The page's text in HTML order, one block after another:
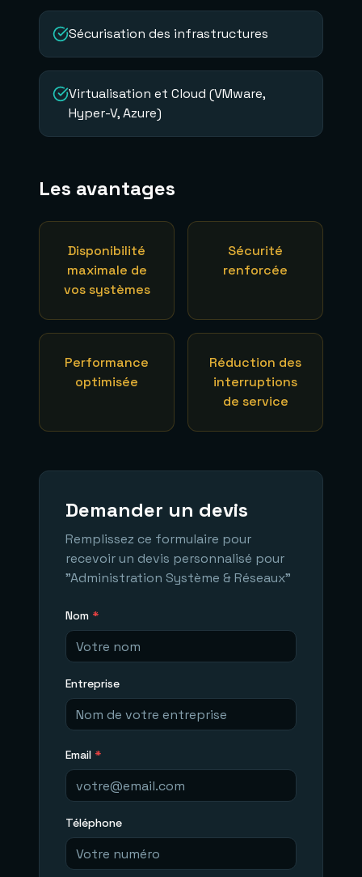
Sécurisation des infrastructures
Virtualisation et Cloud (VMware,
Hyper-V, Azure)
Les avantages
Disponibilité
maximale de
vos systèmes
Sécurité
renforcée
Performance
optimisée
Réduction des
interruptions
de service
Demander un devis
Remplissez ce formulaire pour
recevoir un devis personnalisé pour
"Administration Système & Réseaux"
Nom *
Entreprise
Email *
Téléphone